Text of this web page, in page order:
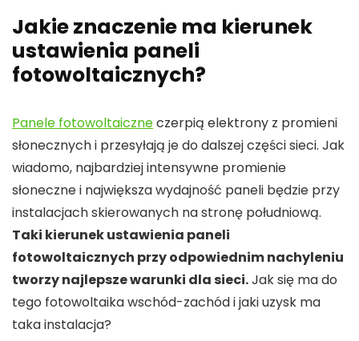
Jakie znaczenie ma kierunek
ustawienia paneli
fotowoltaicznych?
Panele fotowoltaiczneczerpią elektrony z promieni
słonecznych i przesyłają je do dalszej części sieci. Jak
wiadomo, najbardziej intensywne promienie
słoneczne i największa wydajność paneli będzie przy
instalacjach skierowanych na stronę południową.
Taki kierunek ustawienia paneli
fotowoltaicznych przy odpowiednim nachyleniu
tworzy najlepsze warunki dla sieci.Jak się ma do
tego fotowoltaika wschód-zachód i jaki uzysk ma
taka instalacja?